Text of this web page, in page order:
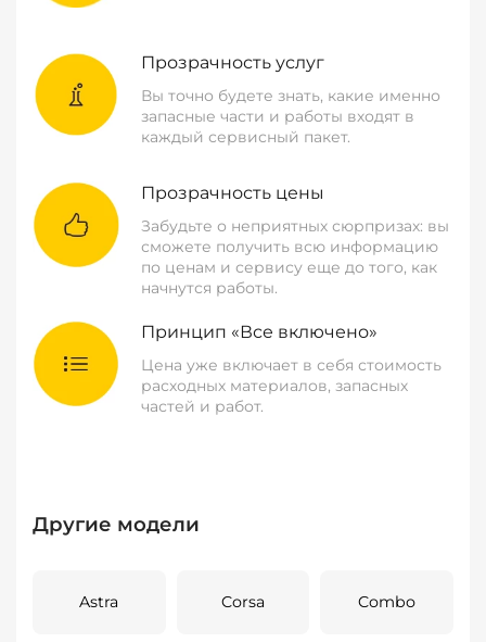
Прозрачность услуг
Вы точно будете знать, какие именно
запасные части и работы входят в
каждый сервисный пакет.
Прозрачность цены
Забудьте о неприятных сюрпризах: вы
сможете получить всю информацию
по ценам и сервису еще до того, как
начнутся работы.
Принцип «Все включено»
Цена уже включает в себя стоимость
расходных материалов, запасных
частей и работ.
Другие модели
Astra Corsa Combo